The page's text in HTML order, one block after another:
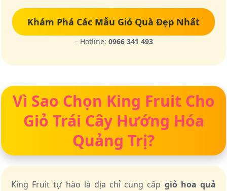
Khám Phá Các Mẫu Giỏ Quà Đẹp Nhất
– Hotline: 0966 341 493
Vì Sao Chọn King Fruit Cho
Giỏ Trái Cây Hướng Hóa
Quảng Trị?
King Fruit tự hào là địa chỉ cung cấp giỏ hoa quả